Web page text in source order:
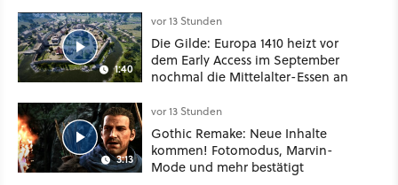
Klasse
1:40
vor 13 Stunden
Die Gilde: Europa 1410 heizt vor
dem Early Access im September
nochmal die Mittelalter-Essen an
3:13
vor 13 Stunden
Gothic Remake: Neue Inhalte
kommen! Fotomodus, Marvin-
Mode und mehr bestätigt